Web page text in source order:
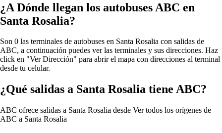
¿A Dónde llegan los autobuses ABC en
Santa Rosalia?
Son 0 las terminales de autobuses en Santa Rosalia con salidas de
ABC, a continuación puedes ver las terminales y sus direcciones. Haz
click en "Ver Dirección" para abrir el mapa con direcciones al terminal
desde tu celular.
¿Qué salidas a Santa Rosalia tiene ABC?
ABC ofrece salidas a Santa Rosalia desde Ver todos los orígenes de
ABC a Santa Rosalia